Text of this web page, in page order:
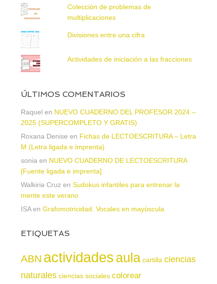
Colección de problemas de
multiplicaciones
Divisiones entre una cifra
Actividades de iniciación a las fracciones
ÚLTIMOS COMENTARIOS
Raquel en NUEVO CUADERNO DEL PROFESOR 2024 –
2025 (SUPERCOMPLETO Y GRATIS)
Roxana Denise en Fichas de LECTOESCRITURA – Letra
M (Letra ligada e imprenta)
sonia en NUEVO CUADERNO DE LECTOESCRITURA
[Fuente ligada e imprenta]
Walkiria Cruz en Sudokus infantiles para entrenar la
mente este verano
ISAen Grafomotricidad. Vocales en mayúscula
ETIQUETAS
ABN actividadesaula cartilla ciencias
naturales ciencias sociales colorear